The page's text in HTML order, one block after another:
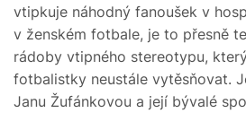
vtipkuje náhodný fanoušek v
v ženském fotbale, je to přesně
rádoby vtipného stereotypu,
fotbalistky neustále vytěsňovat.
Janu Žufánkovou a její bývalé